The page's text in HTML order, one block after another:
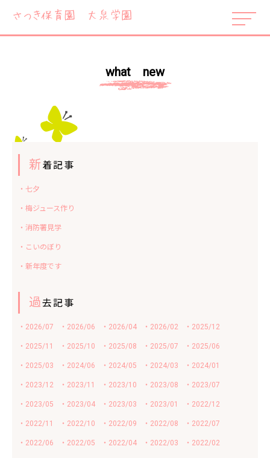
what new
新着記事
・七夕
・梅ジュース作り
・消防署見学
・こいのぼり
・新年度です
過去記事
・2026/07 ・2026/06 ・2026/04 ・2026/02 ・2025/12
・2025/11 ・2025/10 ・2025/08 ・2025/07 ・2025/06
・2025/03 ・2024/06 ・2024/05 ・2024/03 ・2024/01
・2023/12 ・2023/11 ・2023/10 ・2023/08 ・2023/07
・2023/05 ・2023/04 ・2023/03 ・2023/01 ・2022/12
・2022/11 ・2022/10 ・2022/09 ・2022/08 ・2022/07
・2022/06 ・2022/05 ・2022/04 ・2022/03 ・2022/02